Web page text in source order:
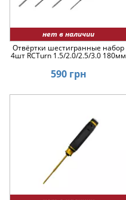
нет в наличии
Отвёртки шестигранные набор
4шт RCTurn 1.5/2.0/2.5/3.0 180мм
590 грн